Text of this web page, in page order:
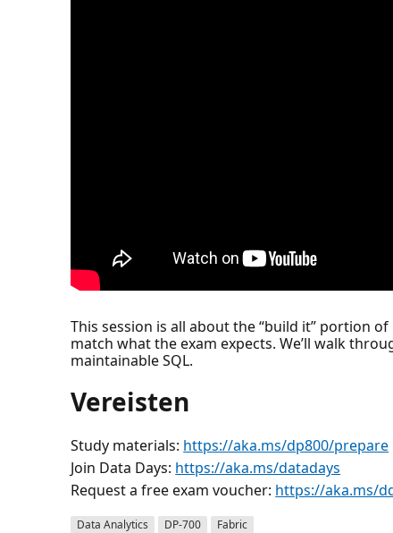
This session is all about the “build it” portion
match what the exam expects. We’ll walk
maintainable SQL.
Vereisten
Study materials: https://aka.ms/dp800/prepare
Join Data Days: https://aka.ms/datadays
Request a free exam voucher: https://aka.ms/
Data Analytics DP-700 Fabric